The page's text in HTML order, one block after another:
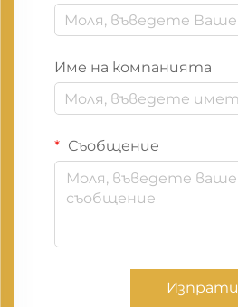
Име на компанията
Съобщение
Изпрати